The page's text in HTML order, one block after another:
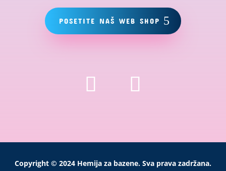
POSETITE NAŠ WEB SHOP
Copyright © 2024 Hemija za bazene. Sva prava zadržana.